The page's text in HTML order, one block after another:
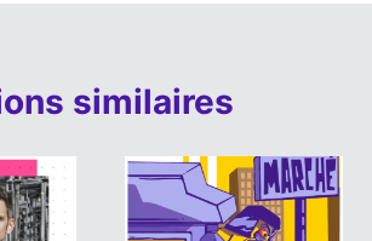
similaires